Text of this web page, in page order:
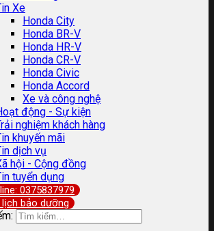
Xe
Honda City
Honda BR-V
Honda HR-V
Honda CR-V
Honda Civic
Honda Accord
Xe và công nghệ
động - Sự kiện
nghiệm khách hàng
khuyến mãi
dịch vụ
hội - Cộng đồng
tuyển dụng
0375837979
bảo dưỡng